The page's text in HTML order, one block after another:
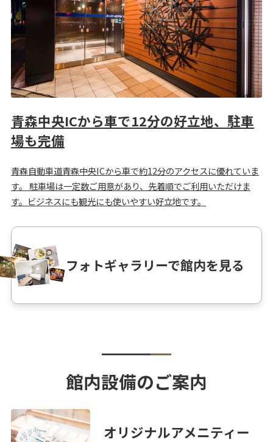
青森中央ICから車で12分の好立地、駐車
場も完備
青森自動車道青森中央ICから車で約12分のアクセスに優れていま
す。 駐車場は一定数ご用意があり、先着順でご利用いただけま
す。ビジネスにも観光にも使いやすい好立地です。
フォトギャラリーで館内を見る
館内設備のご案内
オリジナルアメニティー